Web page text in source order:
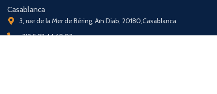
Casablanca
3, rue de la Mer de Béring, Aïn Diab, 20180,Casablanca
+212 5 22 44 68 02